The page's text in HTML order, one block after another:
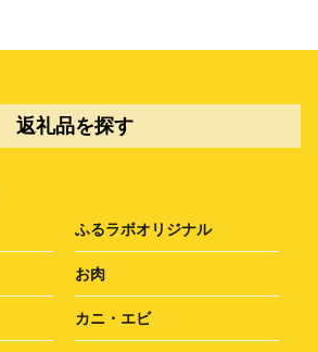
返礼品を探す
ふるラボオリジナル
お肉
カニ・エビ